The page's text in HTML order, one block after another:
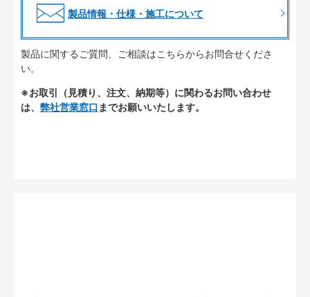
製品情報・仕様・施工について
製品に関するご質問、ご相談はこちらからお問合せくださ
い。
※お取引（見積り、注文、納期等）に関わるお問い合わせ
は、 弊社営業窓口 までお願いいたします。